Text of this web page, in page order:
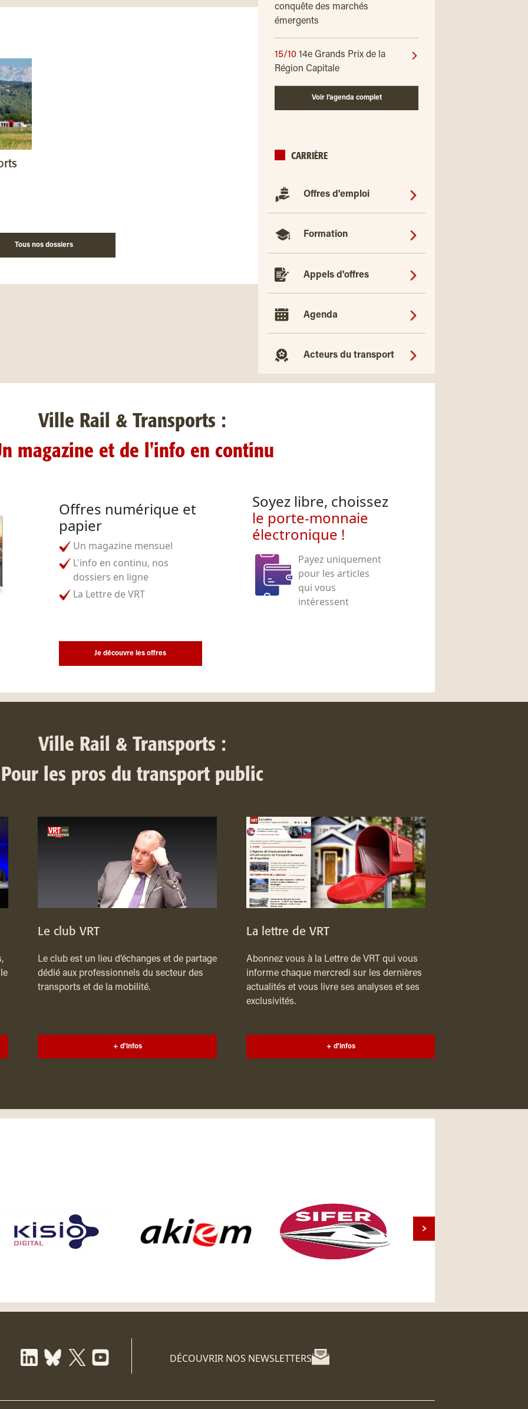
Tous nos dossiers
conquête des marchés
émergents
15/10 14e Grands Prix de la
Région Capitale
Voir l’agenda complet
CARRIÈRE
Offres d'emploi
Formation
Appels d'offres
Agenda
Acteurs du transport
Ville Rail & Transports :
magazine et de l'info en continu
Offres numérique et
papier
Un magazine mensuel
L'info en continu, nos
dossiers en ligne
La Lettre de VRT
Soyez libre, choissez
le porte-monnaie
électronique !
Payez uniquement
pour les articles
qui vous
intéressent
Je découvre les offres
Ville Rail & Transports :
Pour les pros du transport public
Le club VRT
Le club est un lieu d’échanges et de partage
dédié aux professionnels du secteur des
transports et de la mobilité.
+ d'infos
La lettre de VRT
Abonnez vous à la Lettre de VRT qui vous
informe chaque mercredi sur les dernières
actualités et vous livre ses analyses et ses
exclusivités.
+ d'infos
DÉCOUVRIR NOS NEWSLETTERS